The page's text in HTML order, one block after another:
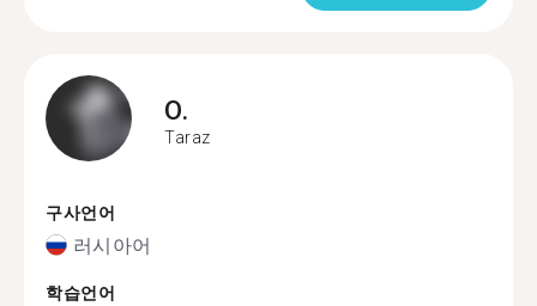
O.
Taraz
구사언어
러시아어
학습언어